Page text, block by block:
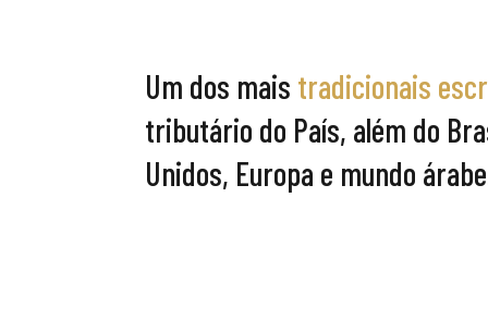
Um dos mais tradicionais
tributário do País, além do
Unidos, Europa e mundo